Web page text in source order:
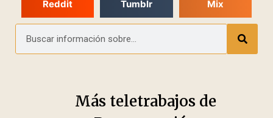
Reddit Tumblr Mix
Más teletrabajos de